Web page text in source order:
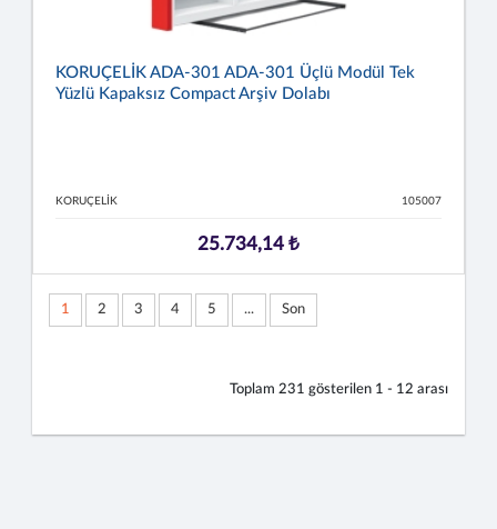
KORUÇELİK ADA-301 ADA-301 Üçlü Modül Tek
Yüzlü Kapaksız Compact Arşiv Dolabı
KORUÇELİK 105007
25.734,14 ₺
1 2 3 4 5 ... Son
Toplam 231 gösterilen 1 - 12 arası